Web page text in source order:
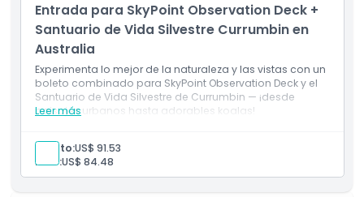
Entrada para SkyPoint Observation Deck +
Santuario de Vida Silvestre Currumbin en
Australia
Experimenta lo mejor de la naturaleza y las vistas con un
boleto combinado para SkyPoint Observation Deck y el
Santuario de Vida Silvestre de Currumbin — ¡desde
paisajes urbanos hasta adorables koalas!
Leer más
Adulto:US$ 91.53
Niño:US$ 84.48